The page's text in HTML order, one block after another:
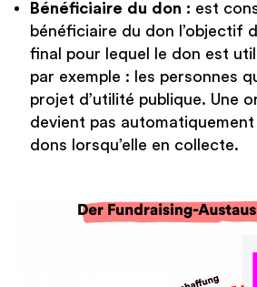
Bénéficiaire du don : est
bénéficiaire du don l’objectif
final pour lequel le don est
par exemple : les personnes
projet d’utilité publique. Une
devient pas
dons lorsqu’elle en collecte.